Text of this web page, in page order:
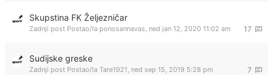
Skupstina FK Željezničar
17
Zadnji post Postao/la ponosannavas, ned jan 12, 2020 11:02 am
Sudijske greske
7
Zadnji post Postao/la Tare1921, ned sep 15, 2019 5:28 pm